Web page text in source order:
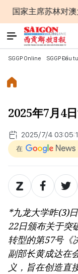
席苏林对澳大利
SGGP Online SGGP Đầu
2025年7月4
2025/7/4
在
*九龙大学昨(3)
22日颁布关于突
转型的第57号《
副部长黄成达在
义，旨在创造直